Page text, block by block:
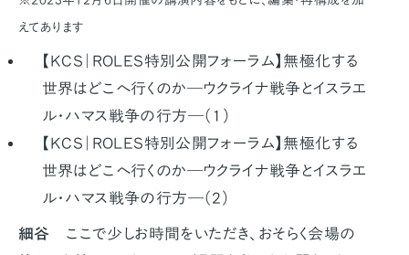
えてあります
【KCS｜ROLES特別公開フォーラム】無極化する
世界はどこへ行くのか―ウクライナ戦争とイスラエ
ル・ハマス戦争の行方―（１）
【KCS｜ROLES特別公開フォーラム】無極化する
世界はどこへ行くのか―ウクライナ戦争とイスラエ
ル・ハマス戦争の行方―（2）
細谷 ここで少しお時間をいただき、おそらく会場の